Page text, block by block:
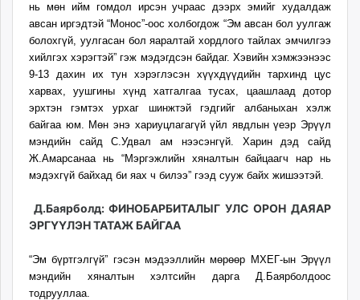
нь мөн ийм гомдол ирсэн учраас дээрх эмийг худалдаж
авсан иргэдтэй “Монос”-оос холбогдож “Эм авсан бол уулгаж
болохгүй, уулгасан бол яаралтай хордлого тайлах эмчилгээ
хийлгэх хэрэгтэй” гэж мэдэгдсэн байдаг. Хэвийн хэмжээнээс
9-13 дахин их тун хэрэглэсэн хүүхдүүдийн тархинд цус
харвах, уушгины хүнд хатгалгаа тусах, цаашлаад дотор
эрхтэн гэмтэх урхаг шинжтэй гэдгийг албаныхан хэлж
байгаа юм. Мөн энэ хариуцлагагүй үйл явдлын үеэр Эрүүл
мэндийн сайд С.Удвал ам нээсэнгүй. Харин дэд сайд
Ж.Амарсанаа нь “Мэргэжлийн хяналтын байцаагч нар нь
мэдэхгүй байхад би яах ч билээ” гээд сууж байх жишээтэй.
Д.Баярболд: ФИНОБАРБИТАЛЫГ УЛС ОРОН ДАЯАР
ЭРГҮҮЛЭН ТАТАЖ БАЙГАА
“Эм бүртгэлгүй” гэсэн мэдээллийн мөрөөр МХЕГ-ын Эрүүл
мэндийн хяналтын хэлтсийн дарга Д.Баярболдоос
тодрууллаа.